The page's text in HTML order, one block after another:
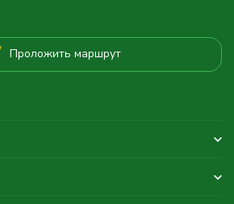
Проложить маршрут